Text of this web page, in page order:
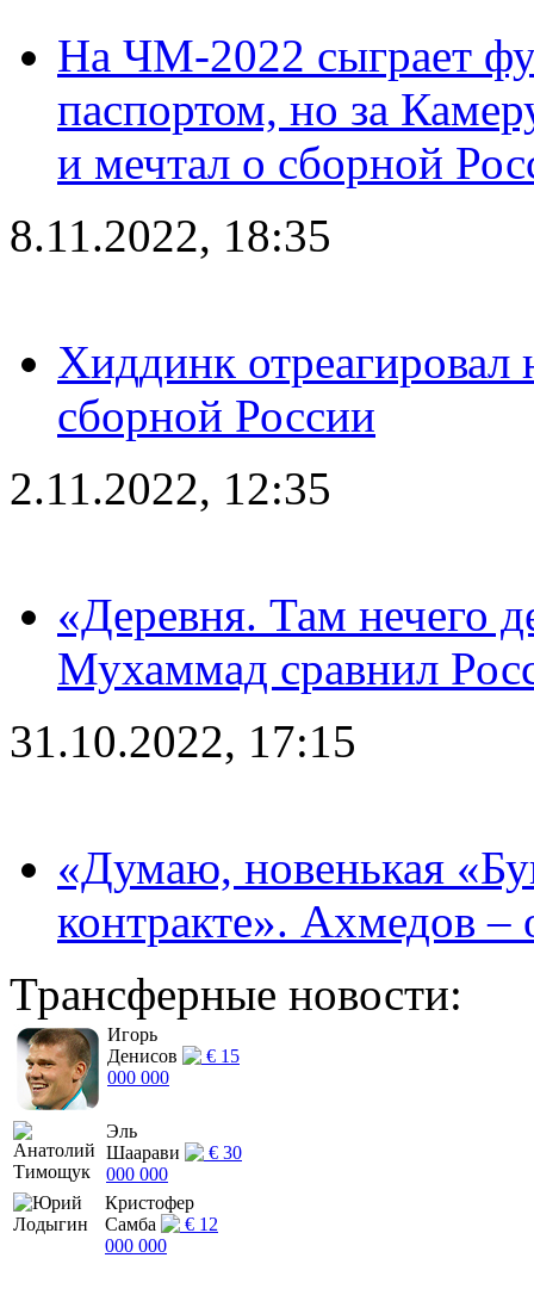
На ЧМ-2022 сыграет
паспортом, но за
и мечтал о сборной
8.11.2022, 18:35
Хиддинк отреагировал
сборной России
2.11.2022, 12:35
«Деревня. Там нечего
Мухаммад сравнил
31.10.2022, 17:15
«Думаю, новенькая
контракте». Ахмедов
Трансферные новости:
Игорь
Денисов
€ 15
000 000
Эль
Шаарави
€ 30
000 000
Кристофер
Самба
€ 12
000 000